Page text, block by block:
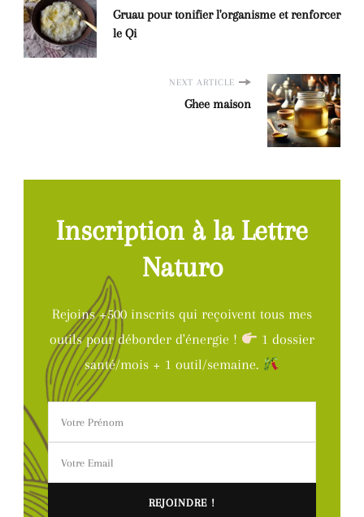
Gruau pour tonifier l'organisme et renforcer
le Qi
NEXT ARTICLE
Ghee maison
Inscription à la Lettre
Naturo
Rejoins +500 inscrits qui reçoivent tous mes
outils pour déborder d'énergie !
1 dossier
santé/mois + 1 outil/semaine.